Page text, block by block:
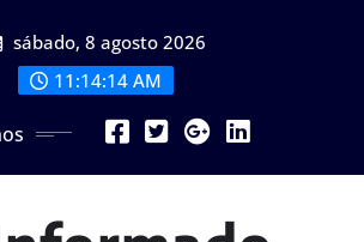
sábado, 8 agosto 2026
11:14:16 AM